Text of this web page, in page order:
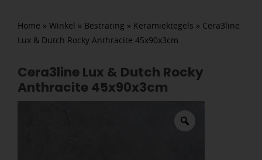
Home » Winkel » Bestrating » Keramiektegels » Cera3line
Lux & Dutch Rocky Anthracite 45x90x3cm
Cera3line Lux & Dutch Rocky
Anthracite 45x90x3cm